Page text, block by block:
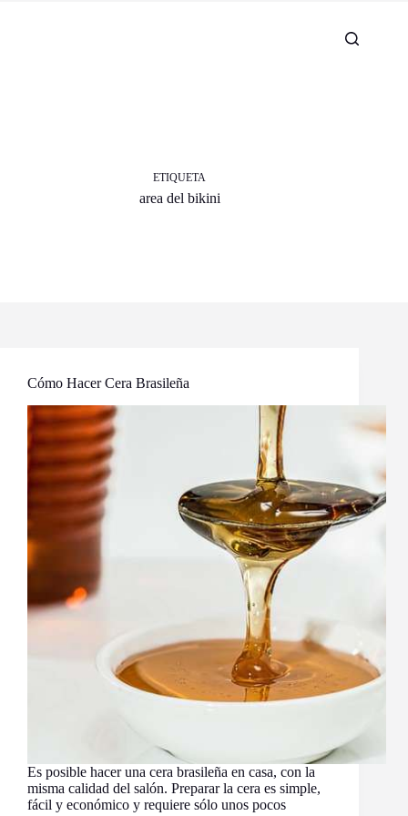
ETIQUETA
area del bikini
Cómo Hacer Cera Brasileña
Es posible hacer una cera brasileña en casa, con la
misma calidad del salón. Preparar la cera es simple,
fácil y económico y requiere sólo unos pocos